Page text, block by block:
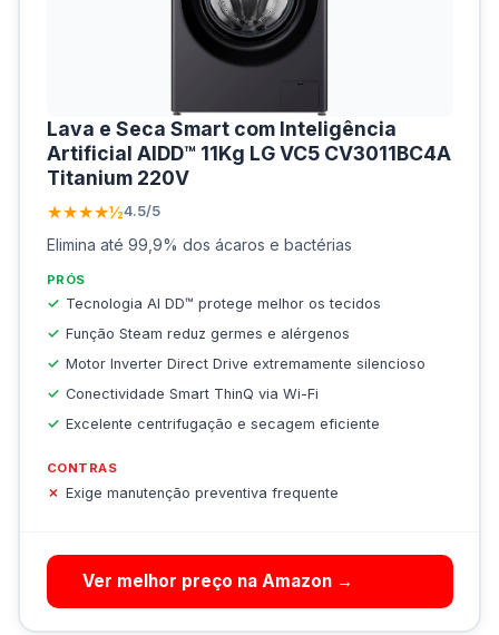
Lava e Seca Smart com Inteligência
Artificial AIDD™ 11Kg LG VC5 CV3011BC4A
Titanium 220V
★★★★½4.5/5
Elimina até 99,9% dos ácaros e bactérias
PRÓS
Tecnologia AI DD™ protege melhor os tecidos
Função Steam reduz germes e alérgenos
Motor Inverter Direct Drive extremamente silencioso
Conectividade Smart ThinQ via Wi-Fi
Excelente centrifugação e secagem eficiente
CONTRAS
Exige manutenção preventiva frequente
Ver melhor preço na Amazon →